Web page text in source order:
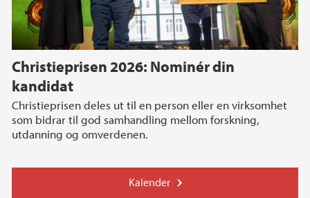
Christieprisen 2026: Nominér din
kandidat
Christieprisen deles ut til en person eller en virksomhet
som bidrar til god samhandling mellom forskning,
utdanning og omverdenen.
Kalender